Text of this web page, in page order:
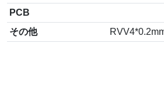
PCB
その他